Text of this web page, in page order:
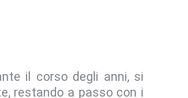
il corso degli anni, si
restando a passo con i